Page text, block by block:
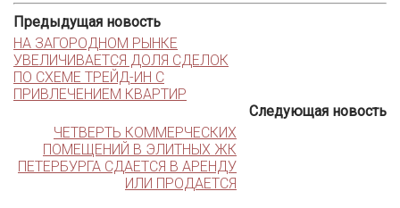
Предыдущая новость
НА ЗАГОРОДНОМ РЫНКЕ
УВЕЛИЧИВАЕТСЯ ДОЛЯ СДЕЛОК
ПО СХЕМЕ ТРЕЙД-ИН С
ПРИВЛЕЧЕНИЕМ КВАРТИР
Следующая новость
ЧЕТВЕРТЬ КОММЕРЧЕСКИХ
ПОМЕЩЕНИЙ В ЭЛИТНЫХ ЖК
ПЕТЕРБУРГА СДАЕТСЯ В АРЕНДУ
ИЛИ ПРОДАЕТСЯ